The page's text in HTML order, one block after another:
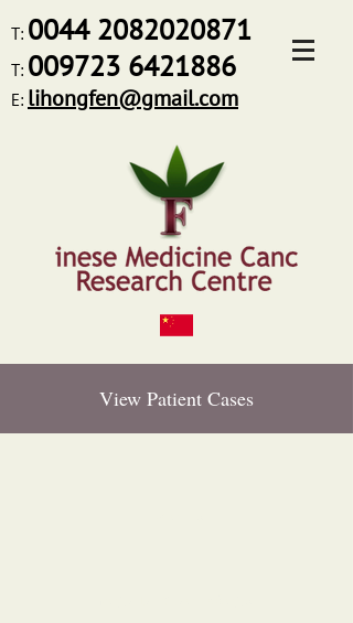
T: 0044 2082020871
T: 009723 6421886
E: lihongfen@gmail.com
View Patient Cases